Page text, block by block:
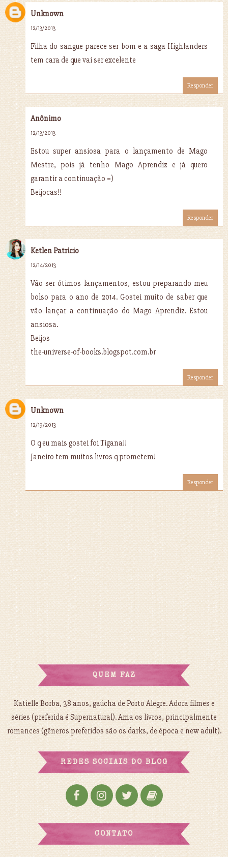
Unknown
12/13/2013
Filha do sangue parece ser bom e a saga Highlanders
tem cara de que vai ser excelente
Responder
Anônimo
12/13/2013
Estou super ansiosa para o lançamento de Mago
Mestre, pois já tenho Mago Aprendiz e já quero
garantir a continuação =)
Beijocas!!
Responder
Ketlen Patricio
12/14/2013
Vão ser ótimos lançamentos, estou preparando meu
bolso para o ano de 2014. Gostei muito de saber que
vão lançar a continuação do Mago Aprendiz. Estou
ansiosa.
Beijos
the-universe-of-books.blogspot.com.br
Responder
Unknown
12/19/2013
O q eu mais gostei foi Tigana!!
Janeiro tem muitos livros q prometem!
Responder
QUEM FAZ
Katielle Borba, 38 anos, gaúcha de Porto Alegre. Adora filmes e
séries (preferida é Supernatural). Ama os livros, principalmente
romances (gêneros preferidos são os darks, de época e new adult).
REDES SOCIAIS DO BLOG
CONTATO